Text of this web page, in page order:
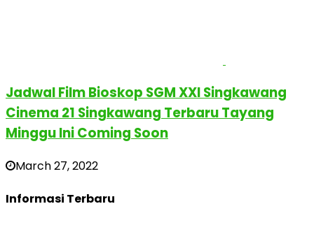
Jadwal Film Bioskop SGM XXI Singkawang
Cinema 21 Singkawang Terbaru Tayang
Minggu Ini Coming Soon
March 27, 2022
Informasi Terbaru